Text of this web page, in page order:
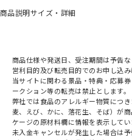
商品説明サイズ・詳細
商品仕様や発送日、受注期間は予告な
営利目的及び転売目的でのお申し込み
当サイトに関わる景品・特典・応募
ークション等の転売は禁止とします。
弊社では食品のアレルギー物質につ
麦、えび、かに、落花生、そば）が
ケージの原材料欄に情報を表示してい
未入金キャンセルが発生した場合は